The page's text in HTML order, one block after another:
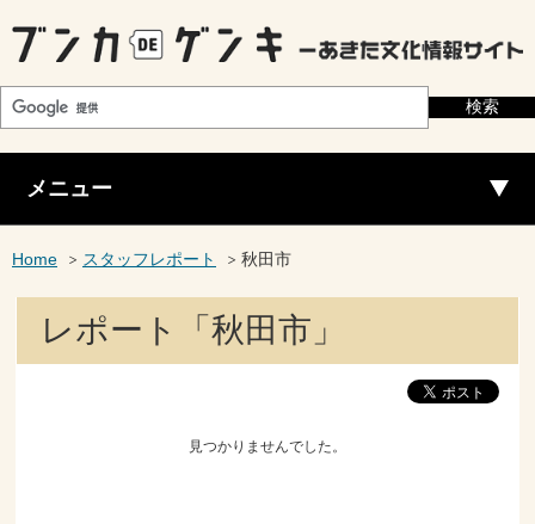
メニュー
Home スタッフレポート 秋田市
レポート「秋田市」
見つかりませんでした。